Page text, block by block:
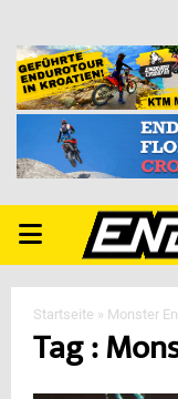
PRIMARY
MENU
Startseite » Monster
Tag :